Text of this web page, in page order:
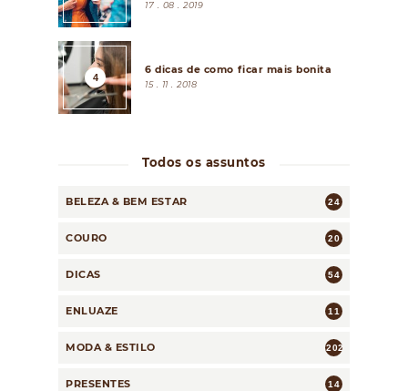
17 . 08 . 2019
6 dicas de como ficar mais bonita
15 . 11 . 2018
Todos os assuntos
BELEZA & BEM ESTAR 24
COURO 20
DICAS 54
ENLUAZE 11
MODA & ESTILO 202
PRESENTES 14